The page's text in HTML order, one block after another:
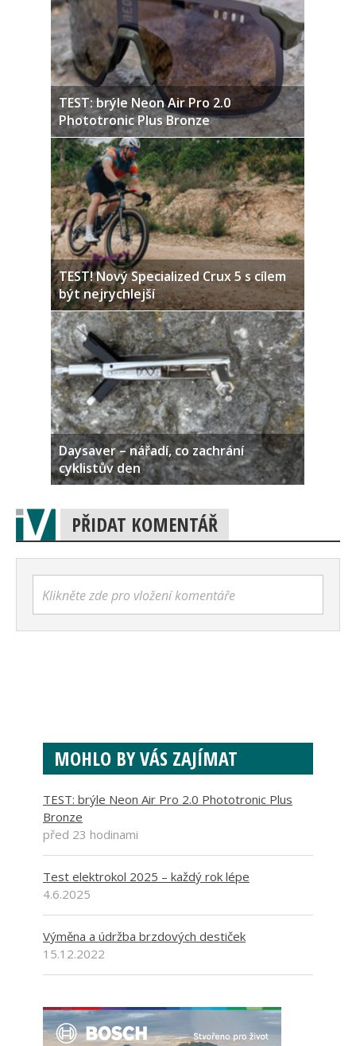
TEST: brýle Neon Air Pro 2.0
Phototronic Plus Bronze
TEST! Nový Specialized Crux 5 s cílem
být nejrychlejší
Daysaver – nářadí, co zachrání
cyklistův den
PŘIDAT KOMENTÁŘ
Klikněte zde pro vložení komentáře
MOHLO BY VÁS ZAJÍMAT
TEST: brýle Neon Air Pro 2.0 Phototronic Plus
Bronze
před 23 hodinami
Test elektrokol 2025 – každý rok lépe
4.6.2025
Výměna a údržba brzdových destiček
15.12.2022